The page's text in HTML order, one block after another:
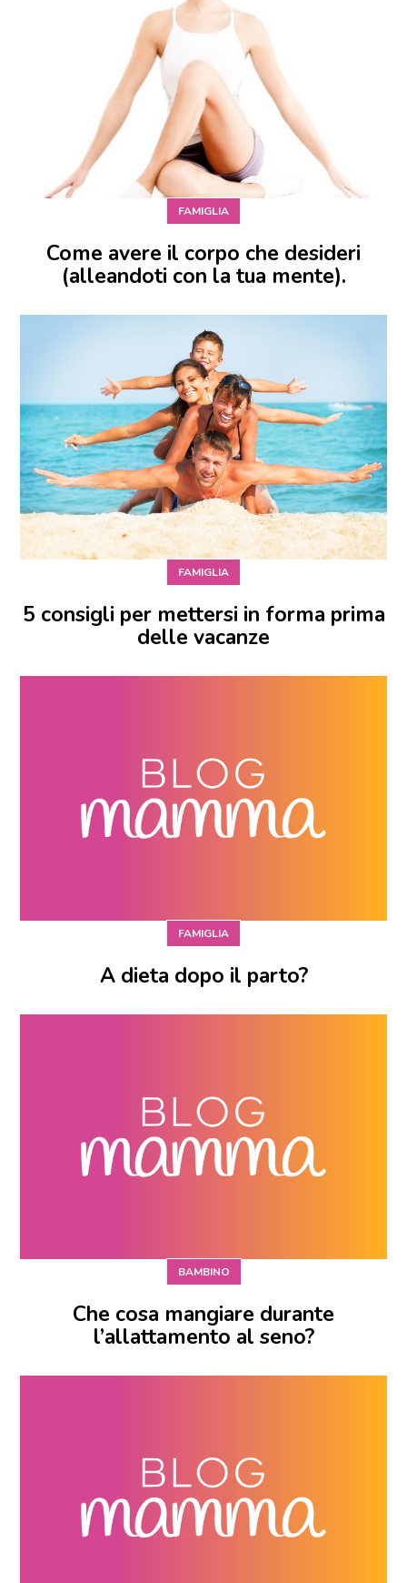
FAMIGLIA
Come avere il corpo che desideri
(alleandoti con la tua mente).
FAMIGLIA
5 consigli per mettersi in forma prima
delle vacanze
FAMIGLIA
A dieta dopo il parto?
BAMBINO
Che cosa mangiare durante
l’allattamento al seno?